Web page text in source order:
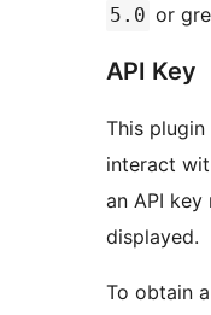
5.0 or
API Key
This plugin
interact
an API
displayed.
To obtain